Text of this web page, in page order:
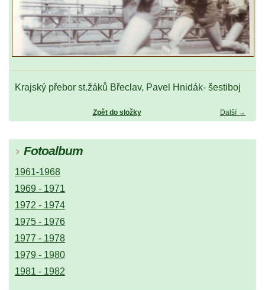
Krajský přebor st.žáků Břeclav, Pavel Hnidák- šestiboj
Další →
Zpět do složky
Fotoalbum
1961-1968
1969 - 1971
1972 - 1974
1975 - 1976
1977 - 1978
1979 - 1980
1981 - 1982